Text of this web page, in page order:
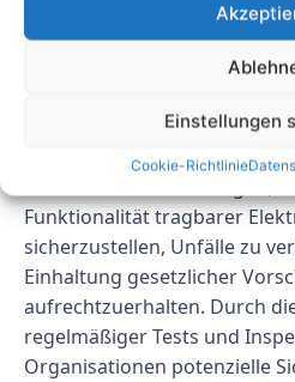
Einstellungen
Cookie-Richtlinie
Welche Vorteile
Ortveränderliche
Prüfprotokoll?
Das Ortveränderliche
Funktionalität tragbarer
sicherzustellen, Unfälle zu
Einhaltung gesetzlicher
aufrechtzuerhalten. Durch
regelmäßiger Tests und
Organisationen potenzielle